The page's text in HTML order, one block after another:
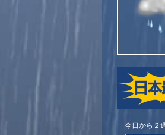
今日から２